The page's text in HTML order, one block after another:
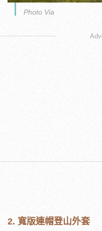
Photo Via
2. 寬版連帽登山外套